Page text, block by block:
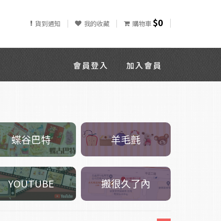
貨到通知 我的收藏 購物車$0
會員登入 加入會員
蝶谷巴特 羊毛氈
YOUTUBE 搬很久了內